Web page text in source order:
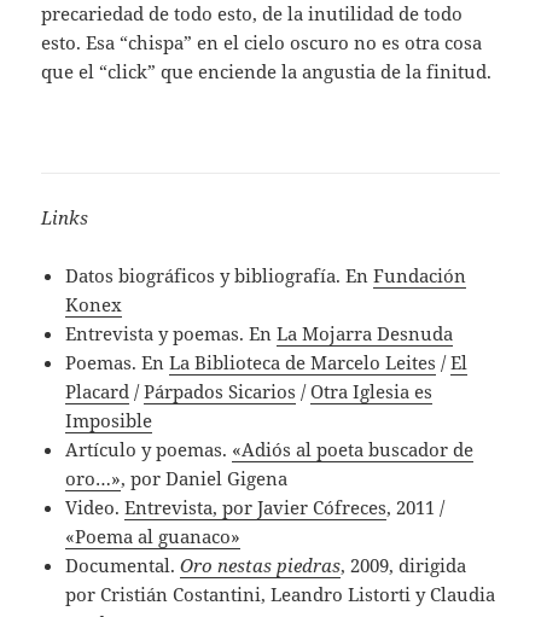
precariedad de todo esto, de la inutilidad de todo
esto. Esa “chispa” en el cielo oscuro no es otra cosa
que el “click” que enciende la angustia de la finitud.
Links
Datos biográficos y bibliografía. EnFundación
Konex
Entrevista y poemas. EnLa Mojarra Desnuda
Poemas. EnLa Biblioteca de Marcelo Leites /El
Placard /Párpados Sicarios /Otra Iglesia es
Imposible
Artículo y poemas. «Adiós al poeta buscador de
oro…», por Daniel Gigena
Video.Entrevista, por Javier Cófreces, 2011 /
«Poema al guanaco»
Documental.Oro nestas piedras, 2009, dirigida
por Cristián Costantini, Leandro Listorti y Claudia